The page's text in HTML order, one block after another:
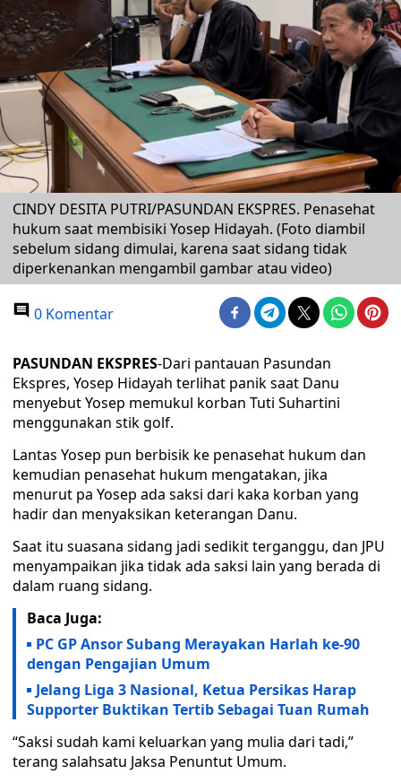
CINDY DESITA PUTRI/PASUNDAN EKSPRES. Penasehat
hukum saat membisiki Yosep Hidayah. (Foto diambil
sebelum sidang dimulai, karena saat sidang tidak
diperkenankan mengambil gambar atau video)
0 Komentar
PASUNDAN EKSPRES-Dari pantauan Pasundan
Ekspres, Yosep Hidayah terlihat panik saat Danu
menyebut Yosep memukul korban Tuti Suhartini
menggunakan stik golf.
Lantas Yosep pun berbisik ke penasehat hukum dan
kemudian penasehat hukum mengatakan, jika
menurut pa Yosep ada saksi dari kaka korban yang
hadir dan menyaksikan keterangan Danu.
Saat itu suasana sidang jadi sedikit terganggu, dan JPU
menyampaikan jika tidak ada saksi lain yang berada di
dalam ruang sidang.
Baca Juga:
PC GP Ansor Subang Merayakan Harlah ke-90
dengan Pengajian Umum
Jelang Liga 3 Nasional, Ketua Persikas Harap
Supporter Buktikan Tertib Sebagai Tuan Rumah
“Saksi sudah kami keluarkan yang mulia dari tadi,”
terang salahsatu Jaksa Penuntut Umum.